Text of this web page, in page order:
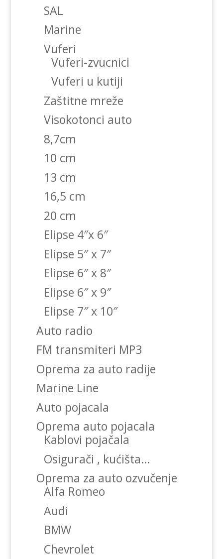
SAL
Marine
Vuferi
Vuferi-zvucnici
Vuferi u kutiji
Zaštitne mreže
Visokotonci auto
8,7cm
10 cm
13 cm
16,5 cm
20 cm
Elipse 4″x 6″
Elipse 5″ x 7″
Elipse 6″ x 8″
Elipse 6″ x 9″
Elipse 7″ x 10″
Auto radio
FM transmiteri MP3
Oprema za auto radije
Marine Line
Auto pojacala
Oprema auto pojacala
Kablovi pojačala
Osigurači , kućišta…
Oprema za auto ozvučenje
Alfa Romeo
Audi
BMW
Chevrolet